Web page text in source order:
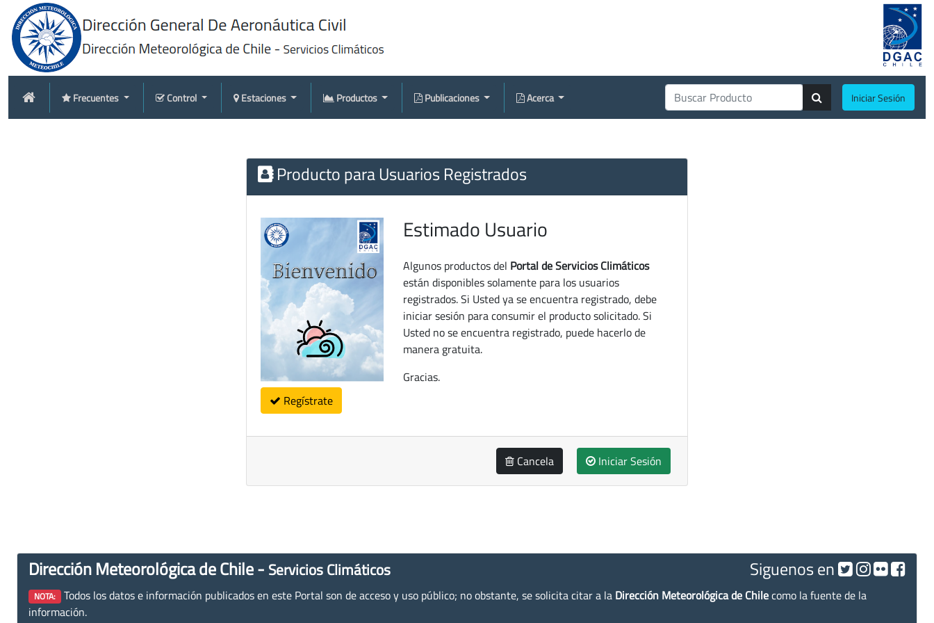
Frecuentes Control Estaciones Productos Publicaciones Acerca Iniciar Sesión
Producto para Usuarios Registrados
Regístrate
Estimado Usuario
Algunos productos del Portal de Servicios Climáticos
están disponibles solamente para los usuarios
registrados. Si Usted ya se encuentra registrado, debe
iniciar sesión para consumir el producto solicitado. Si
Usted no se encuentra registrado, puede hacerlo de
manera gratuita.
Gracias.
Cancela Iniciar Sesión
Dirección Meteorológica de Chile - Servicios Climáticos Siguenos en
NOTA: Todos los datos e información publicados en este Portal son de acceso y uso público; no obstante, se solicita citar a la Dirección Meteorológica de Chilecomo la fuente de la
información.